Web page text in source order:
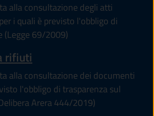
alla consultazione degli atti
i quali è previsto l'obbligo di
(Legge 69/2009)
rifiuti
alla consultazione dei documenti
l'obbligo di trasparenza sul
Arera 444/2019)